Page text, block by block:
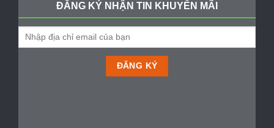
ĐĂNG KÝ NHẬN TIN KHUYẾN MÃI